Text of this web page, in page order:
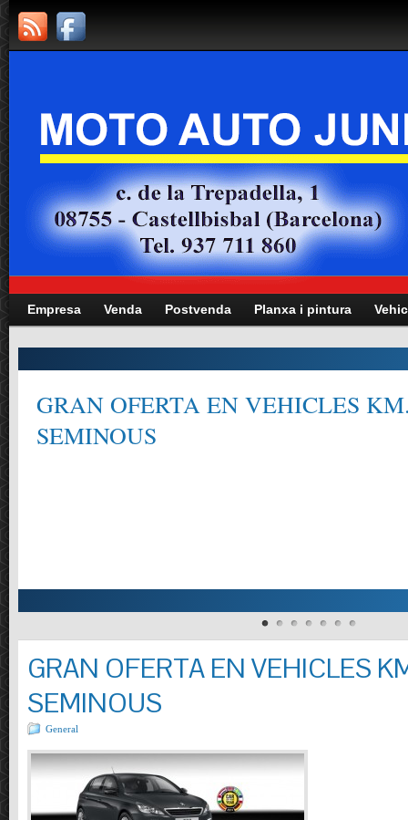
Empresa Venda Postvenda Planxa i pintura
GRAN OFERTA EN VEHICLES
SEMINOUS
GRAN OFERTA EN VEHICLES
SEMINOUS
General